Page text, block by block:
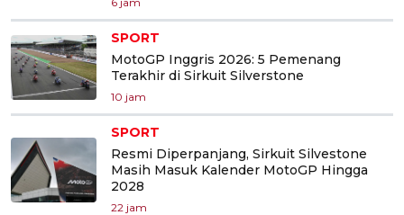
SPORT
MotoGP Inggris 2026: 5 Pemenang
Terakhir di Sirkuit Silverstone
10 jam
SPORT
Resmi Diperpanjang, Sirkuit Silvestone
Masih Masuk Kalender MotoGP Hingga
2028
22 jam